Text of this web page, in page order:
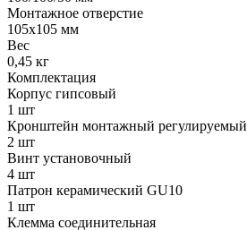
Монтажное отверстие
105x105 мм
Вес
0,45 кг
Комплектация
Корпус гипсовый
1 шт
Кронштейн монтажный регулируемый
2 шт
Винт установочный
4 шт
Патрон керамический GU10
1 шт
Клемма соединительная